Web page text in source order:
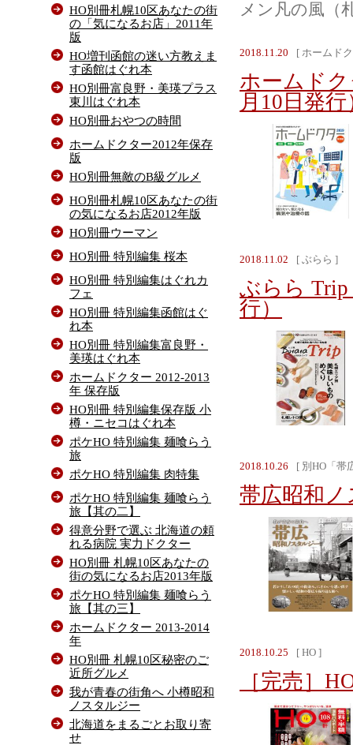
メン凡の風（
2018.11.20 [ ホームド
ホームド
月10日発行
2018.11.02 [ ぶらら ]
ぶらら Trip
行）
2018.10.26 [ 別HO「帯
帯広昭和ノ
2018.10.25 [ HO ]
［完売］
HO別冊札幌10区あなたの街
の「気になるお店」2011年
版
HO増刊函館の迷い方教えま
す函館はぐれ本
HO別冊富良野・美瑛プラス
東川はぐれ本
HO別冊おやつの時間
ホームドクター2012年保存
版
HO別冊無敵のB級グルメ
HO別冊札幌10区あなたの街
の気になるお店2012年版
HO別冊ウーマン
HO別冊 特別編集 桜本
HO別冊 特別編集はぐれカ
フェ
HO別冊 特別編集函館はぐ
れ本
HO別冊 特別編集富良野・
美瑛はぐれ本
ホームドクター 2012-2013
年 保存版
HO別冊 特別編集保存版 小
樽・ニセコはぐれ本
ポケHO 特別編集 麺喰らう
旅
ポケHO 特別編集 肉特集
ポケHO 特別編集 麺喰らう
旅【其の二】
得意分野で選ぶ 北海道の頼
れる病院 実力ドクター
HO別冊 札幌10区あなたの
街の気になるお店2013年版
ポケHO 特別編集 麺喰らう
旅【其の三】
ホームドクター 2013-2014
年
HO別冊 札幌10区秘密のご
近所グルメ
我が青春の街角へ 小樽昭和
ノスタルジー
北海道をまるごとお取り寄
せ